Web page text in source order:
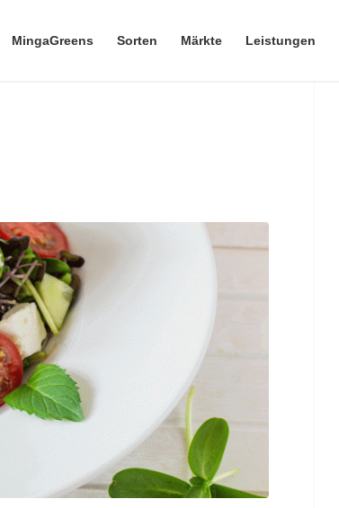
MingaGreens Sorten Märkte Leistungen